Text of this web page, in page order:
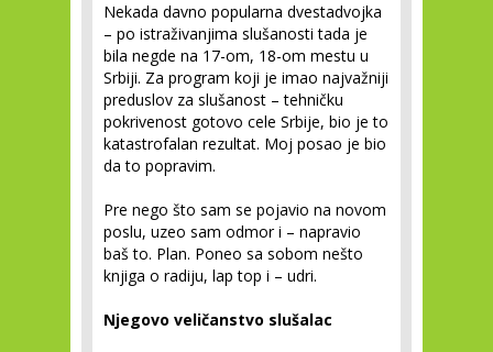
Nekada davno popularna dvestadvojka
– po istraživanjima slušanosti tada je
bila negde na 17-om, 18-om mestu u
Srbiji. Za program koji je imao najvažniji
preduslov za slušanost – tehničku
pokrivenost gotovo cele Srbije, bio je to
katastrofalan rezultat. Moj posao je bio
da to popravim.
Pre nego što sam se pojavio na novom
poslu, uzeo sam odmor i – napravio
baš to. Plan. Poneo sa sobom nešto
knjiga o radiju, lap top i – udri.
Njegovo veličanstvo slušalac